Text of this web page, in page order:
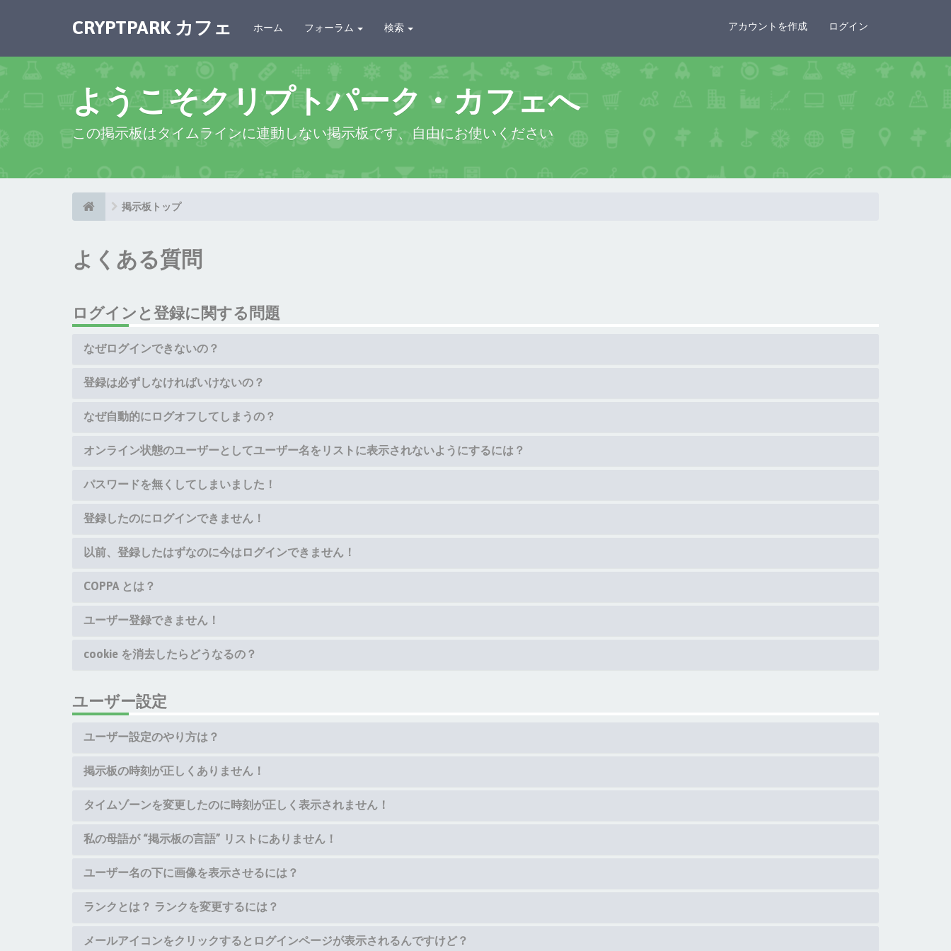
CRYPTPARK カフェ ホーム フォーラム 検索 アカウントを作成 ログイン
ようこそクリプトパーク・カフェへ
この掲示板はタイムラインに連動しない掲示板です、自由にお使いください
掲示板トップ
よくある質問
ログインと登録に関する問題
なぜログインできないの？
登録は必ずしなければいけないの？
なぜ自動的にログオフしてしまうの？
オンライン状態のユーザーとしてユーザー名をリストに表示されないようにするには？
パスワードを無くしてしまいました！
登録したのにログインできません！
以前、登録したはずなのに今はログインできません！
COPPA とは？
ユーザー登録できません！
cookie を消去したらどうなるの？
ユーザー設定
ユーザー設定のやり方は？
掲示板の時刻が正しくありません！
タイムゾーンを変更したのに時刻が正しく表示されません！
私の母語が “掲示板の言語” リストにありません！
ユーザー名の下に画像を表示させるには？
ランクとは？ ランクを変更するには？
メールアイコンをクリックするとログインページが表示されるんですけど？